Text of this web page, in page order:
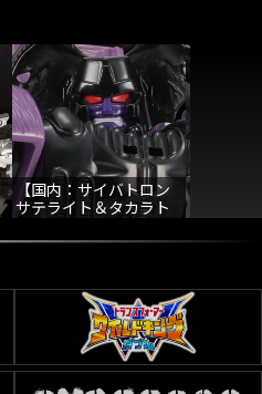
【国内：サイバトロン
サテライト＆タカラト
ミーモール限定】ビー
ストウォーズビンテー
【国内：
ミーモー
ストウォ